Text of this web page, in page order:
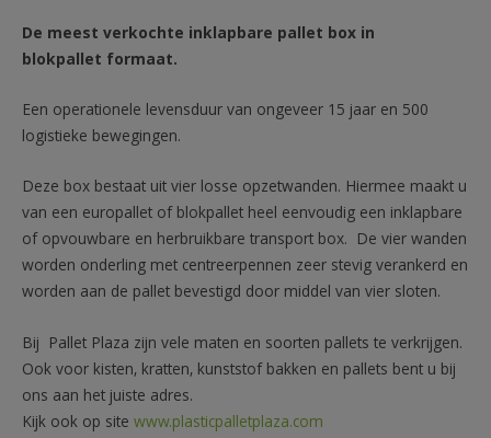
De meest verkochte inklapbare pallet box in
blokpallet formaat.
Een operationele levensduur van ongeveer 15 jaar en 500
logistieke bewegingen.
Deze box bestaat uit vier losse opzetwanden. Hiermee maakt u
van een europallet of blokpallet heel eenvoudig een inklapbare
of opvouwbare en herbruikbare transport box. De vier wanden
worden onderling met centreerpennen zeer stevig verankerd en
worden aan de pallet bevestigd door middel van vier sloten.
Bij Pallet Plaza zijn vele maten en soorten pallets te verkrijgen.
Ook voor kisten, kratten, kunststof bakken en pallets bent u bij
ons aan het juiste adres.
Kijk ook op site www.plasticpalletplaza.com